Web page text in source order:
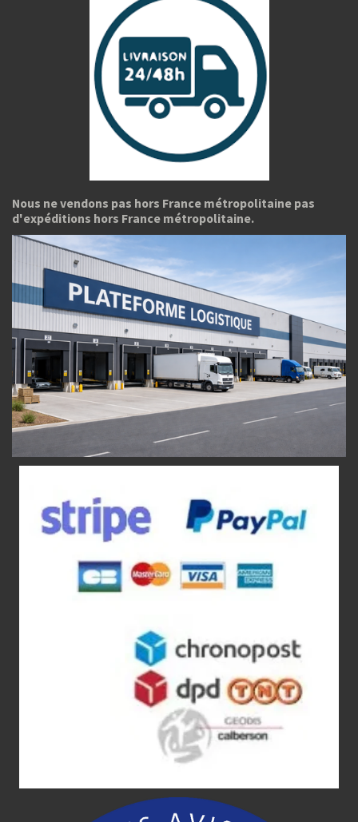
Nous ne vendons pas hors France métropolitaine pas
d'expéditions hors France métropolitaine.